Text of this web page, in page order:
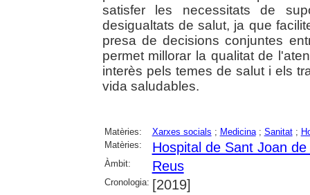
satisfer les necessitats de
desigualtats de salut, ja que
presa de decisions conjuntes
permet millorar la qualitat de
interès pels temes de salut i els
vida saludables.
Matèries: Xarxes socials ; Medicina; Sanitat;
Matèries:
Hospital de Sant Joan de
Àmbit: Reus
Cronologia: [2019]